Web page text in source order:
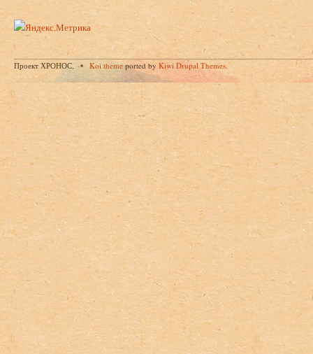
Проект ХРОНОС. Koi themeported byKiwi Drupal Themes.